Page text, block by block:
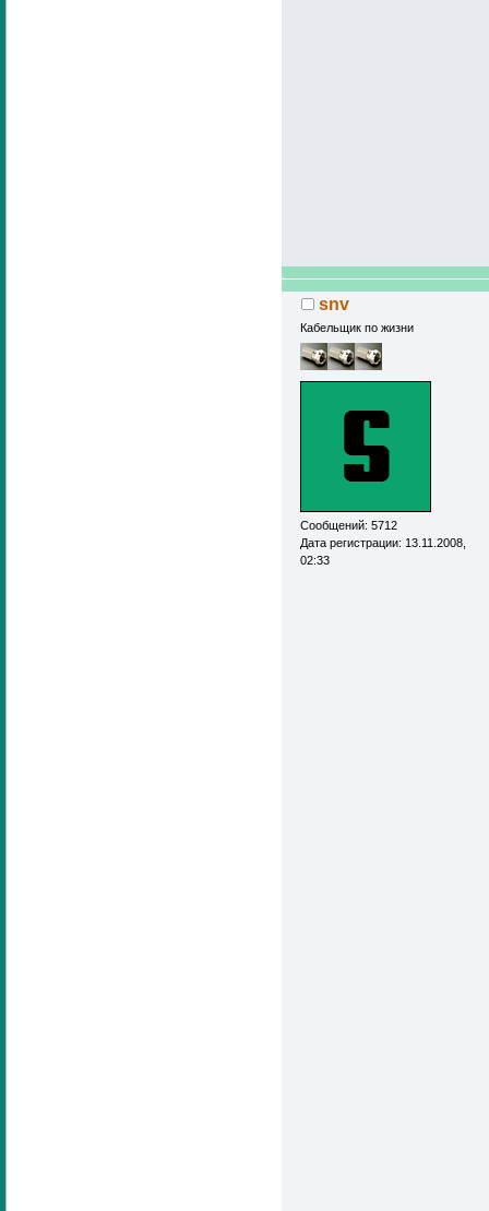
snv
Кабельщик по жизни
Сообщений: 5712
Дата регистрации: 13.11.2008,
02:33